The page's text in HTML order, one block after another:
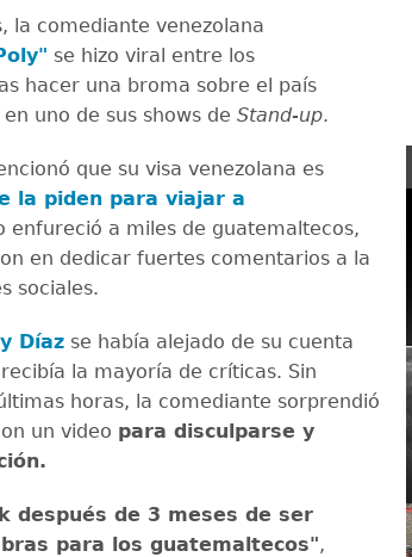
la comediante venezolana
se hizo viral entre los
hacer una broma sobre el país
uno de sus shows de Stand-up.
que su visa venezolana es
la piden para viajar a
enfureció a miles de guatemaltecos,
en dedicar fuertes comentarios a la
sociales.
Díaz se había alejado de su cuenta
la mayoría de críticas. Sin
horas, la comediante sorprendió
un video para disculparse y
después de 3 meses de ser
para los guatemaltecos",